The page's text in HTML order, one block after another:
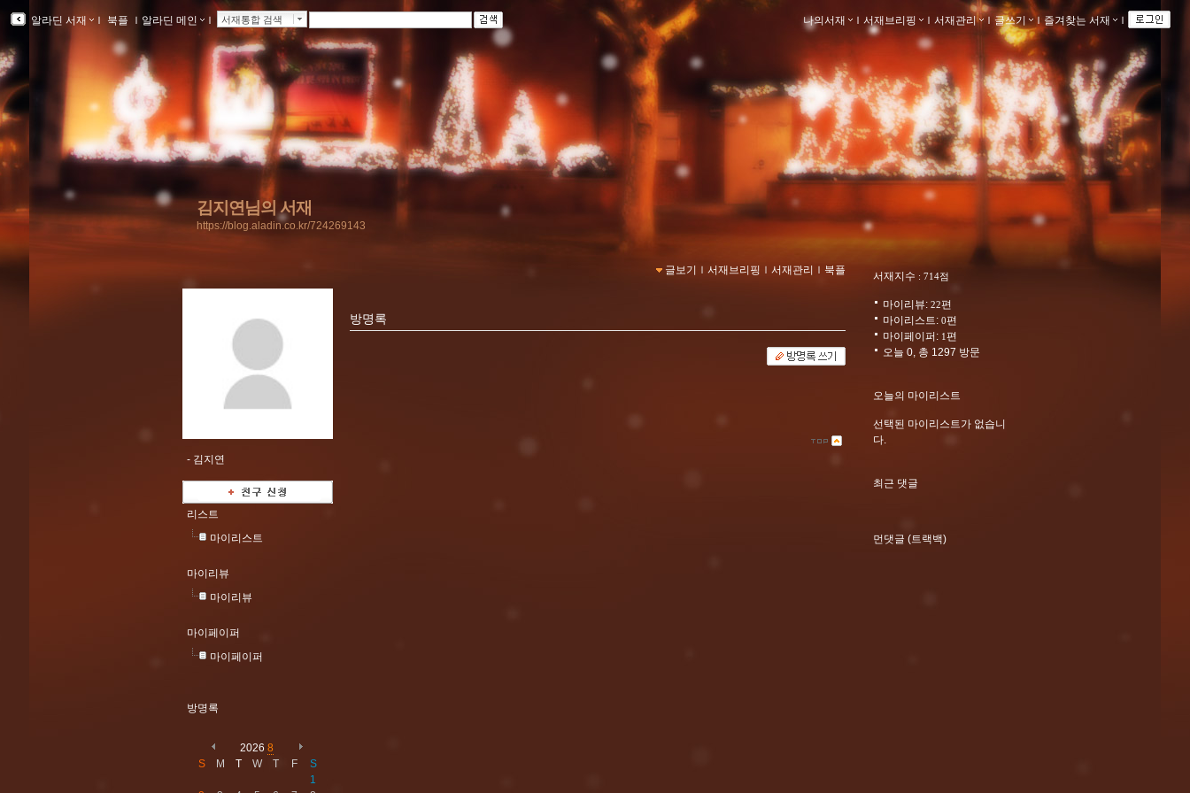
알라딘 서재 ｌ 북플 ｌ 알라딘 메인 ｌ 서재통합 검색 나의서재 ｌ 서재브리핑 ｌ 서재관리 ｌ 글쓰기 ｌ즐겨찾는 서재 ｌ
김지연님의 서재
https://blog.aladin.co.kr/724269143
글보기 ｌ 서재브리핑 ｌ 서재관리 ｌ 북플
- 김지연
리스트
마이리스트
마이리뷰
마이리뷰
마이페이퍼
마이페이퍼
방명록
2026 8
S
M T W T F
S
1
방명록
서재지수 : 714점
마이리뷰: 22편
마이리스트: 0편
마이페이퍼: 1편
오늘 0, 총 1297 방문
오늘의 마이리스트
선택된 마이리스트가 없습니
다.
최근 댓글
먼댓글 (트랙백)